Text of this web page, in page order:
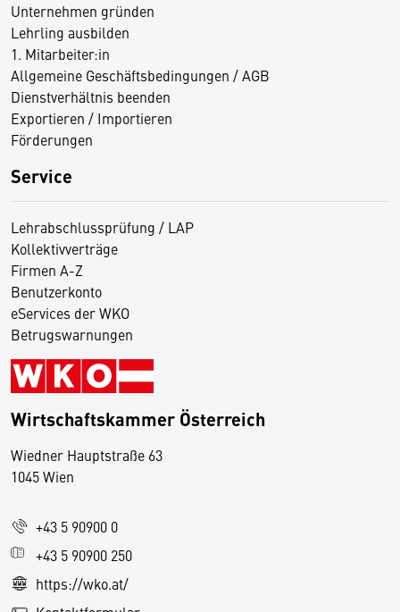
Unternehmen gründen
Lehrling ausbilden
1. Mitarbeiter:in
Allgemeine Geschäftsbedingungen / AGB
Dienstverhältnis beenden
Exportieren / Importieren
Förderungen
Service
Lehrabschlussprüfung / LAP
Kollektivverträge
Firmen A-Z
Benutzerkonto
eServices der WKO
Betrugswarnungen
Wirtschaftskammer Österreich
Wiedner Hauptstraße 63
1045 Wien
+43 5 90900 0
+43 5 90900 250
https://wko.at/
D
s
e
S
e